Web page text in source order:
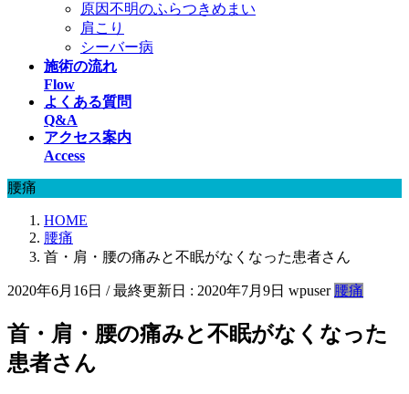
原因不明のふらつきめまい
肩こり
シーバー病
施術の流れ
Flow
よくある質問
Q&A
アクセス案内
Access
腰痛
HOME
腰痛
首・肩・腰の痛みと不眠がなくなった患者さん
2020年6月16日 / 最終更新日 : 2020年7月9日 wpuser 腰痛
首・肩・腰の痛みと不眠がなくなった
患者さん